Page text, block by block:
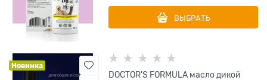
ВЫБРАТЬ
Новинка
DOCTOR'S FORMULA масло дикой